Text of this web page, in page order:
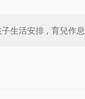
生活安排 , 育兒作息